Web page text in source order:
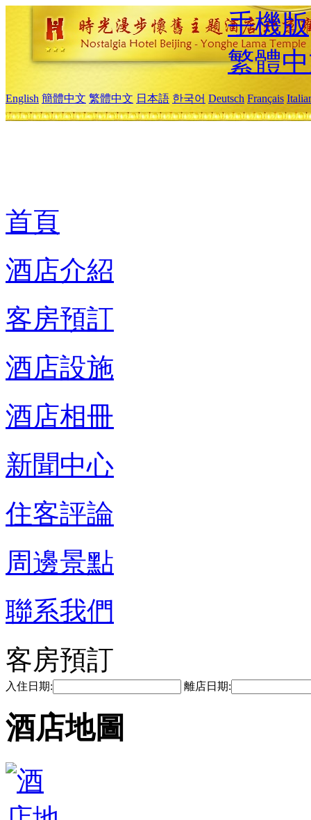
手機版
繁體
English 簡體中文 繁體中文 日本語 한국어 Deutsch Français
首頁
酒店介紹
客房預訂
酒店設施
酒店相冊
新聞中心
住客評論
周邊景點
聯系我們
客房預訂
入住日期: 離店日期:
酒店地圖